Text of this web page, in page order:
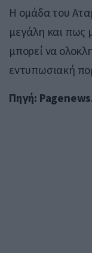
Η ομάδα του
μεγάλη και πως
μπορεί να
εντυπωσιακή
Πηγή: